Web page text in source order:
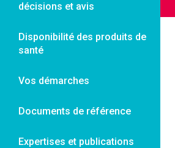
décisions et avis
Disponibilité des produits de
santé
Vos démarches
Documents de référence
Expertises et publications